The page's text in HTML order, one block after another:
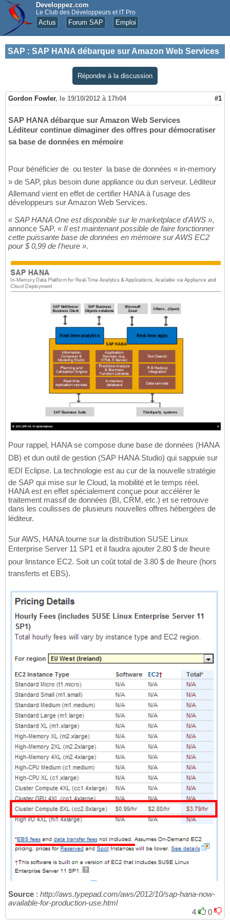
Developpez.com
Le Club des Développeurs et IT Pro
Actus Forum SAP Emploi
SAP : SAP HANA débarque sur Amazon Web Services
Répondre à la discussion
Gordon Fowler, le 19/10/2012 à 17h04 #1
SAP HANA débarque sur Amazon Web Services
Léditeur continue dimaginer des offres pour démocratiser
sa base de données en mémoire
Pour bénéficier de  ou tester  la base de données « in-memory
» de SAP, plus besoin dune appliance ou dun serveur. Léditeur
Allemand vient en effet de certifier HANA à l'usage des
développeurs sur Amazon Web Services.
« SAP HANA One est disponible sur le marketplace d'AWS »,
annonce SAP. « Il est maintenant possible de faire fonctionner
cette puissante base de données en mémoire sur AWS EC2
pour $ 0,99 de l'heure ».
Pour rappel, HANA se compose dune base de données (HANA
DB) et dun outil de gestion (SAP HANA Studio) qui sappuie sur
lEDI Eclipse. La technologie est au cur de la nouvelle stratégie
de SAP qui mise sur le Cloud, la mobilité et le temps réel.
HANA est en effet spécialement conçue pour accélérer le
traitement massif de données (BI, CRM, etc.) et se retrouve
dans les coulisses de plusieurs nouvelles offres hébergées de
léditeur.
Sur AWS, HANA tourne sur la distribution SUSE Linux
Enterprise Server 11 SP1 et il faudra ajouter 2.80 $ de lheure
pour linstance EC2. Soit un coût total de 3.80 $ de lheure (hors
transferts et EBS).
Source : http://aws.typepad.com/aws/2012/10/sap-hana-now-
available-for-production-use.html
4
0